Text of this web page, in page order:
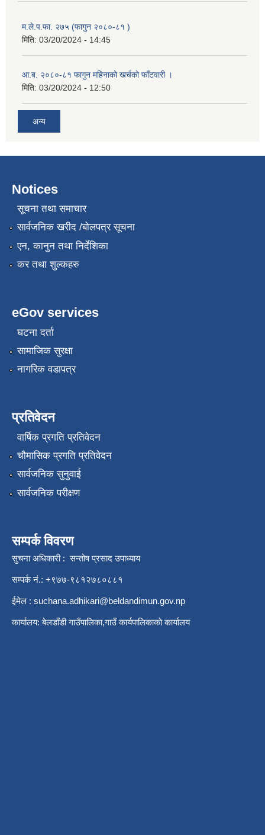
म.ले.प.फा. २७५ (फागुन २०८०-८१ )
मिति: 03/20/2024 - 14:45
आ.ब. २०८०-८१ फागुन महिनाको खर्चको फाँटवारी ।
मिति: 03/20/2024 - 12:50
अन्य
Notices
सूचना तथा समाचार
सार्वजनिक खरीद /बोलपत्र सूचना
एन, कानुन तथा निर्देशिका
कर तथा शुल्कहरु
eGov services
घटना दर्ता
सामाजिक सुरक्षा
नागरिक वडापत्र
प्रतिवेदन
वार्षिक प्रगति प्रतिवेदन
चौमासिक प्रगति प्रतिवेदन
सार्वजनिक सुनुवाई
सार्वजनिक परीक्षण
सम्पर्क विवरण
सुचना अधिकारी : सन्तोष प्रसाद उपाध्याय
सम्पर्क नं.: +९७७-९८१२७८०८८१
ईमेल : suchana.adhikari@beldandimun.gov.np
कार्यालय: बेलडाँडी गाउँपालिका,गाउँ कार्यपालिकाकाे कार्यालय